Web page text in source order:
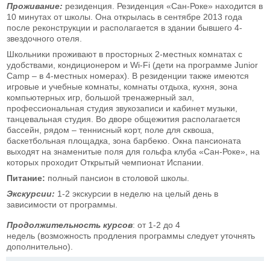
Проживание: резиденция. Резиденция «Сан-Роке» находится в
10 минутах от школы. Она открылась в сентябре 2013 года
после реконструкции и располагается в здании бывшего 4-
звездочного отеля.
Школьники проживают в просторных 2-местных комнатах с
удобствами, кондиционером и Wi-Fi (дети на программе Junior
Camp – в 4-местных номерах). В резиденции также имеются
игровые и учебные комнаты, комнаты отдыха, кухня, зона
компьютерных игр, большой тренажерный зал,
профессиональная студия звукозаписи и кабинет музыки,
танцевальная студия. Во дворе общежития располагается
бассейн, рядом – теннисный корт, поле для сквоша,
баскетбольная площадка, зона барбекю. Окна пансионата
выходят на знаменитые поля для гольфа клуба «Сан-Роке», на
которых проходит Открытый чемпионат Испании.
Питание: полный пансион в столовой школы.
Экскурсии: 1-2 экскурсии в неделю на целый день в
зависимости от программы.
Продолжительность курсов: от 1-2 до 4
недель (возможность продления программы следует уточнять
дополнительно).